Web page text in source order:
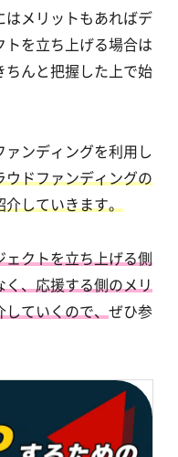
はメリットもあればデ
トを立ち上げる場合は
ちんと把握した上で始
ァンディングを利用し
ウドファンディングの
していきます。
クトを立ち上げる側
、応援する側のメリ
ていくので、 ぜひ参